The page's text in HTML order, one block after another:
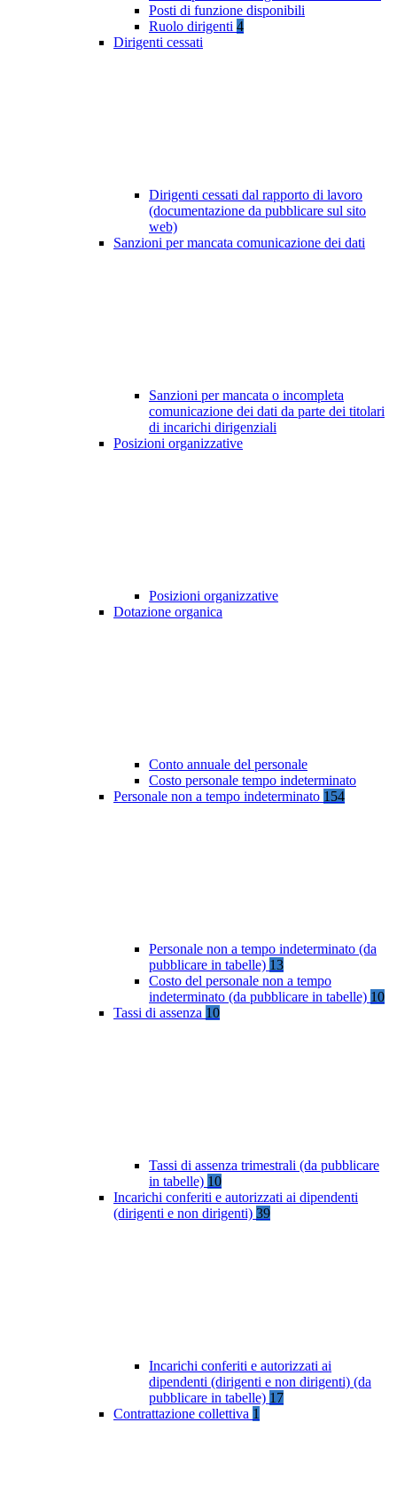
Posti di funzione disponibili
Ruolo dirigenti 4
Dirigenti cessati
Dirigenti cessati dal rapporto di lavoro
(documentazione da pubblicare sul sito
web)
Sanzioni per mancata comunicazione dei dati
Sanzioni per mancata o incompleta
comunicazione dei dati da parte dei titolari
di incarichi dirigenziali
Posizioni organizzative
Posizioni organizzative
Dotazione organica
Conto annuale del personale
Costo personale tempo indeterminato
Personale non a tempo indeterminato 154
Personale non a tempo indeterminato (da
pubblicare in tabelle) 13
Costo del personale non a tempo
indeterminato (da pubblicare in tabelle) 10
Tassi di assenza 10
Tassi di assenza trimestrali (da pubblicare
in tabelle) 10
Incarichi conferiti e autorizzati ai dipendenti
(dirigenti e non dirigenti) 39
Incarichi conferiti e autorizzati ai
dipendenti (dirigenti e non dirigenti) (da
pubblicare in tabelle) 17
Contrattazione collettiva 1